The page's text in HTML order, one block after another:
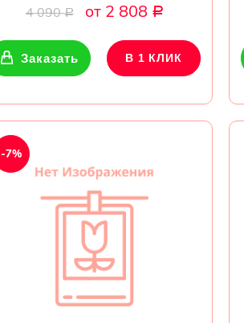
4 090Р от 2 808 Р
Заказать В 1 КЛИК
-7%